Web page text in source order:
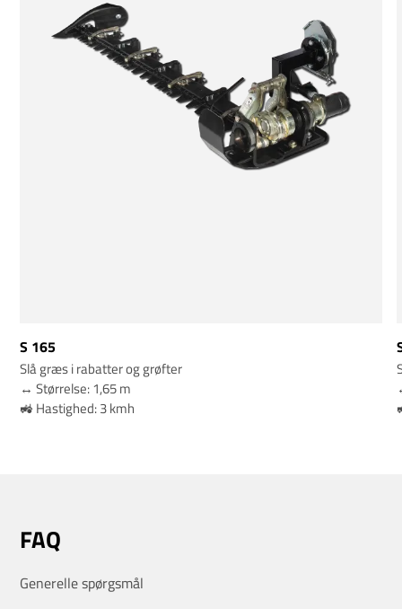
S 165
Slå græs i rabatter og grøfter
↔️ Størrelse: 1,65 m
🚜 Hastighed: 3 kmh
FAQ
Generelle spørgsmål